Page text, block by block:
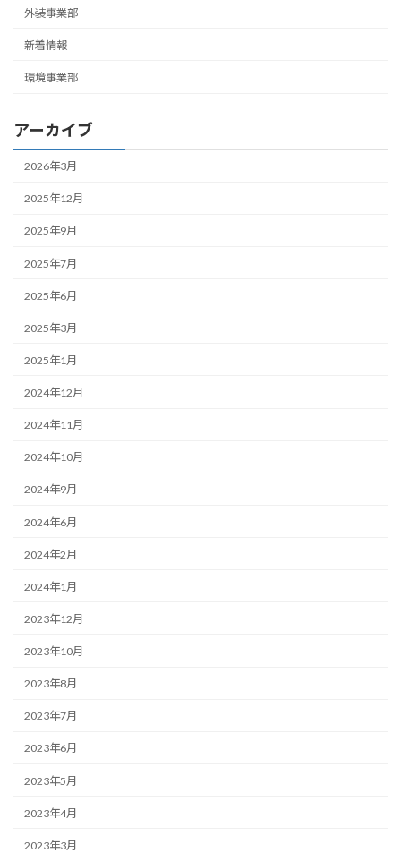
外装事業部
新着情報
環境事業部
アーカイブ
2026年3月
2025年12月
2025年9月
2025年7月
2025年6月
2025年3月
2025年1月
2024年12月
2024年11月
2024年10月
2024年9月
2024年6月
2024年2月
2024年1月
2023年12月
2023年10月
2023年8月
2023年7月
2023年6月
2023年5月
2023年4月
2023年3月